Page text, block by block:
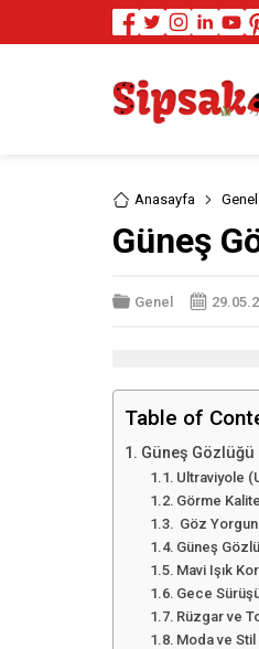
Anasayfa Genel
Güneş
Genel
Table of
Güneş Gözlüğü
Ultraviyole
Görme
Göz
Güneş
Mavi Işık
Gece
Rüzgar ve
Moda ve Stil